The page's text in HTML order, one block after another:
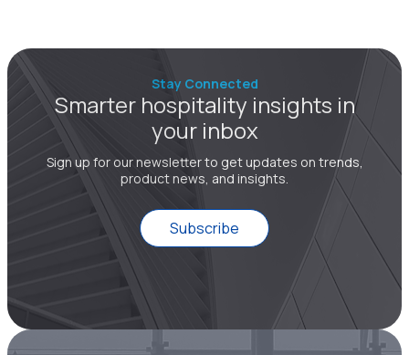
Stay Connected
Smarter hospitality insights in
your inbox
Sign up for our newsletter to get updates on trends,
product news, and insights.
Subscribe